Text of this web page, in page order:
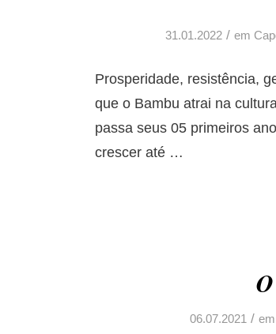
31.01.2022 / em
Prosperidade, resistência,
que o Bambu atrai na
passa seus 05 primeiros
crescer até …
06.07.2021 / em